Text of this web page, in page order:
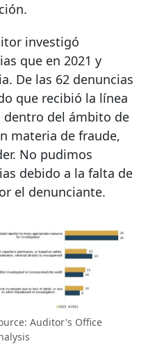
investigó
que en 2021 y
De las 62 denuncias
que recibió la línea
dentro del ámbito de
materia de fraude,
No pudimos
debido a la falta de
el denunciante.
Auditor's Office